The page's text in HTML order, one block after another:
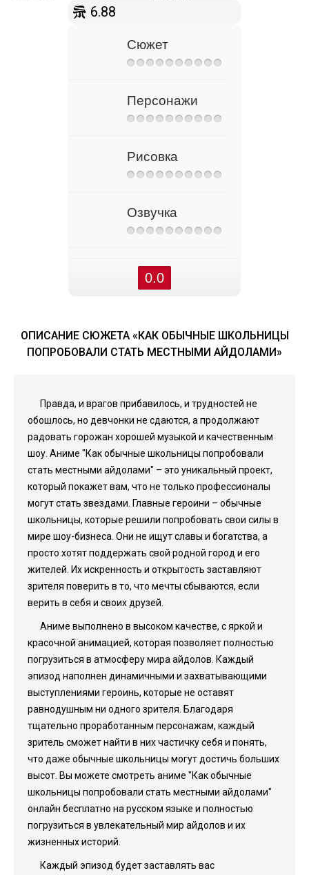
6.88
Сюжет
Персонажи
Рисовка
Озвучка
0.0
ОПИСАНИЕ СЮЖЕТА «КАК ОБЫЧНЫЕ ШКОЛЬНИЦЫ
ПОПРОБОВАЛИ СТАТЬ МЕСТНЫМИ АЙДОЛАМИ»
Правда, и врагов прибавилось, и трудностей не
обошлось, но девчонки не сдаются, а продолжают
радовать горожан хорошей музыкой и качественным
шоу. Аниме "Как обычные школьницы попробовали
стать местными айдолами" – это уникальный проект,
который покажет вам, что не только профессионалы
могут стать звездами. Главные героини – обычные
школьницы, которые решили попробовать свои силы в
мире шоу-бизнеса. Они не ищут славы и богатства, а
просто хотят поддержать свой родной город и его
жителей. Их искренность и открытость заставляют
зрителя поверить в то, что мечты сбываются, если
верить в себя и своих друзей.
Аниме выполнено в высоком качестве, с яркой и
красочной анимацией, которая позволяет полностью
погрузиться в атмосферу мира айдолов. Каждый
эпизод наполнен динамичными и захватывающими
выступлениями героинь, которые не оставят
равнодушным ни одного зрителя. Благодаря
тщательно проработанным персонажам, каждый
зритель сможет найти в них частичку себя и понять,
что даже обычные школьницы могут достичь больших
высот. Вы можете смотреть аниме "Как обычные
школьницы попробовали стать местными айдолами"
онлайн бесплатно на русском языке и полностью
погрузиться в увлекательный мир айдолов и их
жизненных историй.
Каждый эпизод будет заставлять вас